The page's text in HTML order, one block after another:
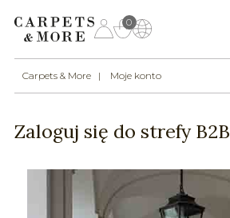
0
Carpets & More Moje konto
Zaloguj się do strefy B2B